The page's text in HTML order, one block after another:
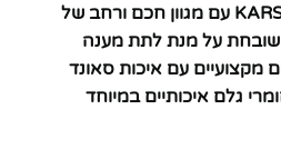
ביותר של חברת KARSECT עם מגוון חכם ורחב של
משובחת על מנת לתת מענה
מקצועיים עם איכות סאונד
גלם איכותיים במיוחד